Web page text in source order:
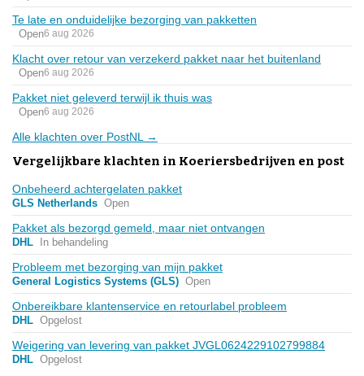
Te late en onduidelijke bezorging van pakketten
Open6 aug 2026
Klacht over retour van verzekerd pakket naar het buitenland
Open6 aug 2026
Pakket niet geleverd terwijl ik thuis was
Open6 aug 2026
Alle klachten over PostNL →
Vergelijkbare klachten in Koeriersbedrijven en post
Onbeheerd achtergelaten pakket
GLS Netherlands Open
Pakket als bezorgd gemeld, maar niet ontvangen
DHL In behandeling
Probleem met bezorging van mijn pakket
General Logistics Systems (GLS) Open
Onbereikbare klantenservice en retourlabel probleem
DHL Opgelost
Weigering van levering van pakket JVGL0624229102799884
DHL Opgelost